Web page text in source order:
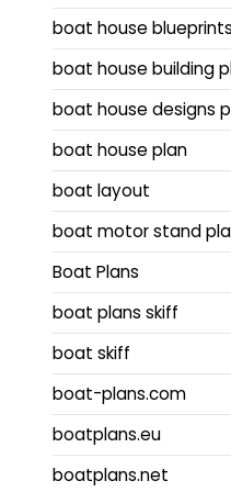
boat house blueprints
boat house building
boat house designs
boat house plan
boat layout
boat motor stand
Boat Plans
boat plans skiff
boat skiff
boat-plans.com
boatplans.eu
boatplans.net